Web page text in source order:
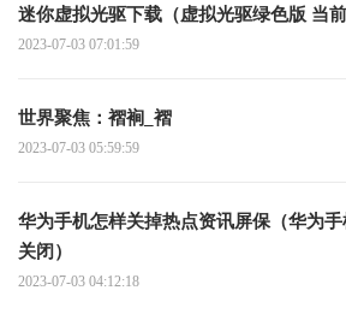
迷你虚拟光驱下载（虚拟光驱绿色版 当
2023-07-03 07:01:59
世界聚焦：褶裥_褶
2023-07-03 05:59:59
华为手机怎样关掉热点资讯屏保（华为
关闭）
2023-07-03 04:12:18